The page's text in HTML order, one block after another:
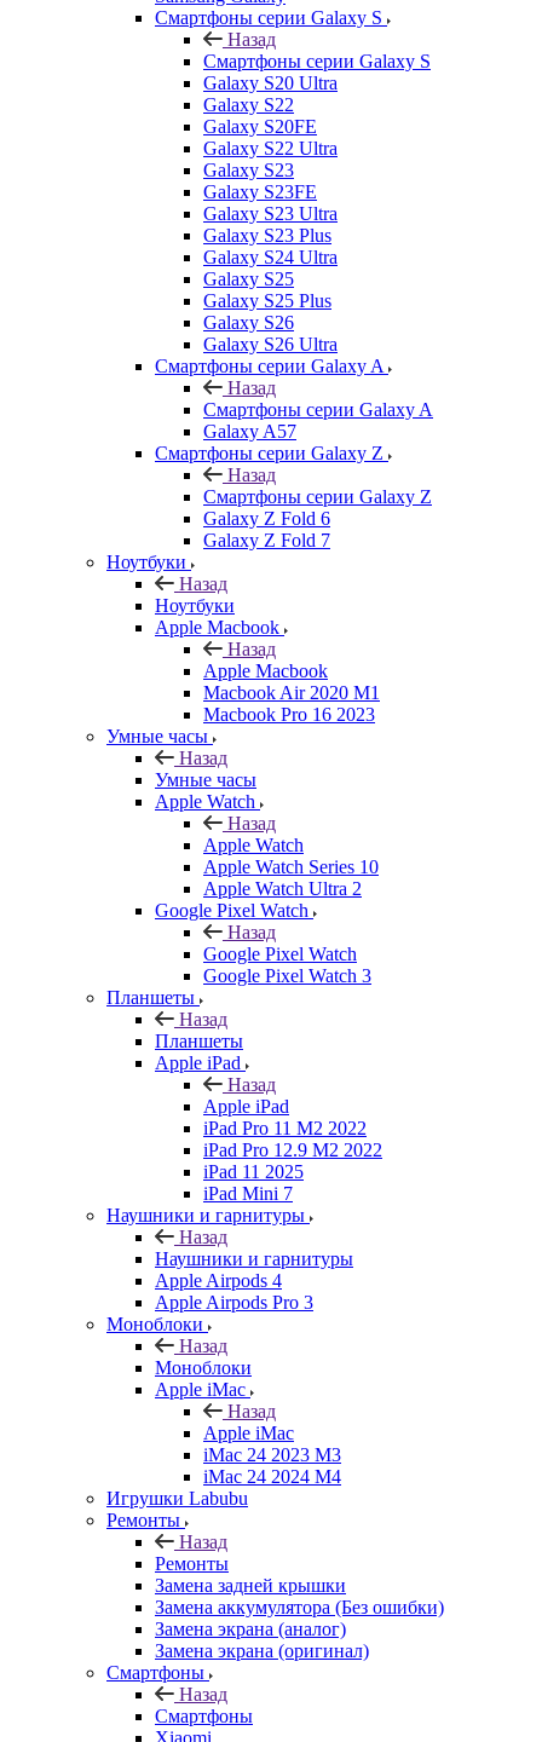
Смартфоны серии Galaxy S
Назад
Смартфоны серии Galaxy S
Galaxy S20 Ultra
Galaxy S22
Galaxy S20FE
Galaxy S22 Ultra
Galaxy S23
Galaxy S23FE
Galaxy S23 Ultra
Galaxy S23 Plus
Galaxy S24 Ultra
Galaxy S25
Galaxy S25 Plus
Galaxy S26
Galaxy S26 Ultra
Смартфоны серии Galaxy A
Назад
Смартфоны серии Galaxy A
Galaxy A57
Смартфоны серии Galaxy Z
Назад
Смартфоны серии Galaxy Z
Galaxy Z Fold 6
Galaxy Z Fold 7
Ноутбуки
Назад
Ноутбуки
Apple Macbook
Назад
Apple Macbook
Macbook Air 2020 M1
Macbook Pro 16 2023
Умные часы
Назад
Умные часы
Apple Watch
Назад
Apple Watch
Apple Watch Series 10
Apple Watch Ultra 2
Google Pixel Watch
Назад
Google Pixel Watch
Google Pixel Watch 3
Планшеты
Назад
Планшеты
Apple iPad
Назад
Apple iPad
iPad Pro 11 M2 2022
iPad Pro 12.9 M2 2022
iPad 11 2025
iPad Mini 7
Наушники и гарнитуры
Назад
Наушники и гарнитуры
Apple Airpods 4
Apple Airpods Pro 3
Моноблоки
Назад
Моноблоки
Apple iMac
Назад
Apple iMac
iMac 24 2023 M3
iMac 24 2024 M4
Игрушки Labubu
Ремонты
Назад
Ремонты
Замена задней крышки
Замена аккумулятора (Без ошибки)
Замена экрана (аналог)
Замена экрана (оригинал)
Смартфоны
Назад
Смартфоны
Xiaomi